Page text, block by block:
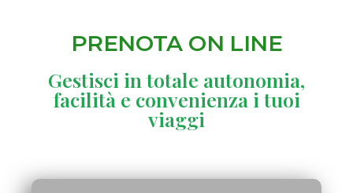
PRENOTA ON LINE
Gestisci in totale autonomia,
facilità e convenienza i tuoi
viaggi